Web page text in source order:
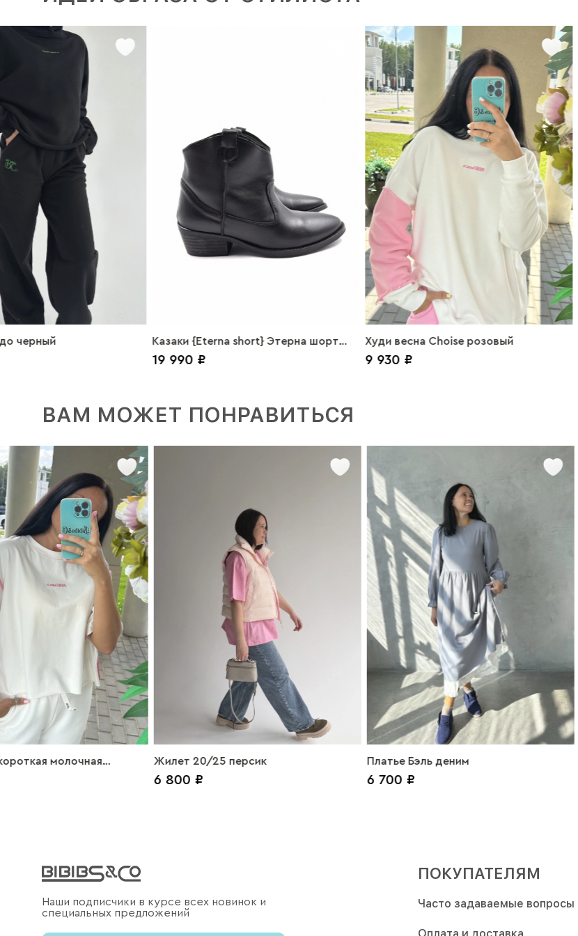
черный
Казаки {Eterna short} Этерна шорт
кожа черный
19 990 ₽
Худи весна Choise розовый
9 930 ₽
ВАМ МОЖЕТ ПОНРАВИТЬСЯ
молочная
Жилет 20/25 персик
6 800 ₽
Платье Бэль деним
6 700 ₽
Наши подписчики в курсе всех новинок и
специальных предложений
ПОКУПАТЕЛЯМ
Часто задаваемые вопросы